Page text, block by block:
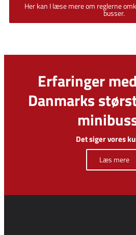
Her kan I læse mere om reglerne
busser.
Erfaringer
Danmarks
Det siger vores
Læs mere